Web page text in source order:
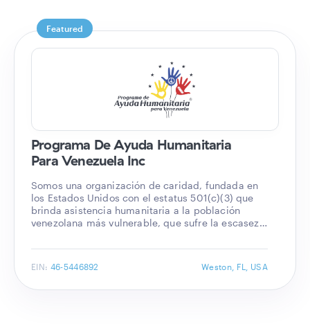
Programa De Ayuda Humanitaria
Para Venezuela Inc
Somos una organización de caridad, fundada en
los Estados Unidos con el estatus 501(c)(3) que
brinda asistencia humanitaria a la población
venezolana más vulnerable, que sufre la escasez
crisis humanitaria actual.
EIN: 46-5446892 Weston FL, USA